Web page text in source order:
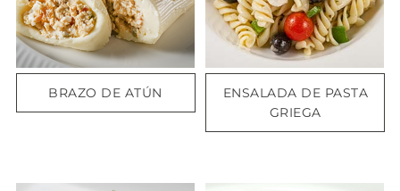
BRAZO DE ATÚN
ENSALADA DE PASTA
GRIEGA